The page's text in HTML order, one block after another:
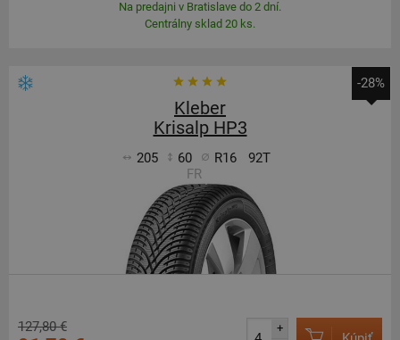
Na predajni v Bratislave do 2 dní.
Centrálny sklad 20 ks.
-28%
Kleber
Krisalp HP3
205 60 R16
92T
FR
127,80 €
+